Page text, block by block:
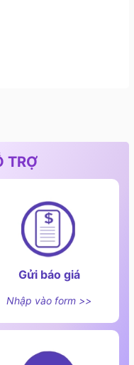
TRỢ
Gửi báo giá
Nhập vào form >>